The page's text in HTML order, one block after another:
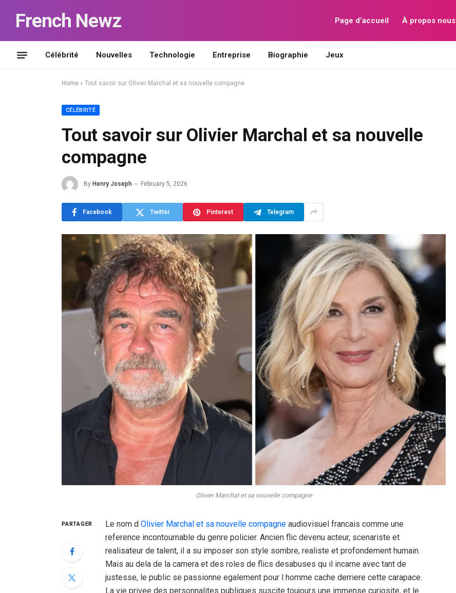
French Newz Page d’accueil À propos nous
Célébrité Nouvelles Technologie Entreprise Biographie Jeux
Home » Tout savoir sur Olivier Marchal et sa nouvelle compagne
CÉLÉBRITÉ
Tout savoir sur Olivier Marchal et sa nouvelle
compagne
By Henry Joseph February 5, 2026
Facebook Twitter Pinterest Telegram
Olivier Marchal et sa nouvelle compagne
PARTAGER Le nom d Olivier Marchal et sa nouvelle compagneaudiovisuel francais comme une
reference incontournable du genre policier. Ancien flic devenu acteur, scenariste et
realisateur de talent, il a su imposer son style sombre, realiste et profondement humain.
Mais au dela de la camera et des roles de flics desabuses qu il incarne avec tant de
justesse, le public se passionne egalement pour l homme cache derriere cette carapace.
La vie privee des personnalites publiques suscite toujours une immense curiosite, et le